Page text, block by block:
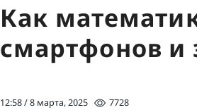
Как
смартфонов и
12:58 / 8 марта, 2025 7728